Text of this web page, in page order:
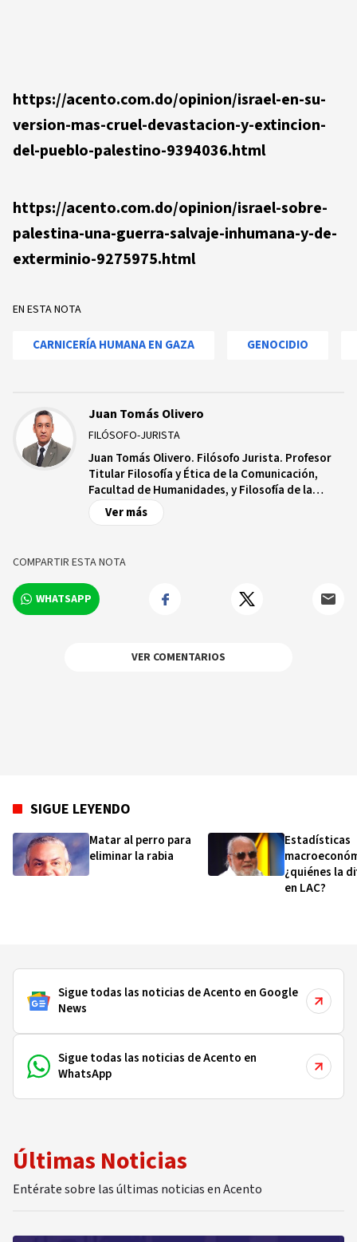
https://acento.com.do/opinion/israel-en-su-
version-mas-cruel-devastacion-y-extincion-
del-pueblo-palestino-9394036.html
https://acento.com.do/opinion/israel-sobre-
palestina-una-guerra-salvaje-inhumana-y-de-
exterminio-9275975.html
EN ESTA NOTA
CARNICERÍA HUMANA EN GAZA GENOCIDIO
Juan Tomás Olivero
FILÓSOFO-JURISTA
Juan Tomás Olivero. Filósofo Jurista. Profesor
Titular Filosofía y Ética de la Comunicación,
Facultad de Humanidades, y Filosofía de la
Educación de la Facultad de Ciencias de la
Educación, Universidad Autónoma de Santo
2009). Maestría en Enseñanza Superior (UASD-
1990). Vicepresidente Tribunal Disciplinario
Colegio de Periodistas (CDP). Barahona (Savica)
República Dominicana.
Ver más
COMPARTIR ESTA NOTA
WHATSAPP
VER COMENTARIOS
SIGUE LEYENDO
Matar al perro para
eliminar la rabia
Estadísticas
¿quiénes la
en LAC?
Sigue todas las noticias de Acento en Google
News
Sigue todas las noticias de Acento en
WhatsApp